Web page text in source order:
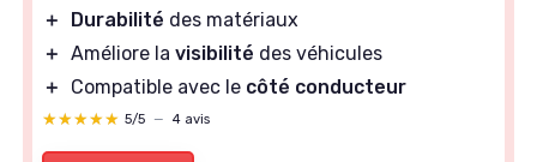
＋
Durabilité des matériaux
＋ Améliore la visibilité des véhicules
＋
Compatible avec le côté conducteur
★★★★★
★★★★★ 5/5 — 4 avis